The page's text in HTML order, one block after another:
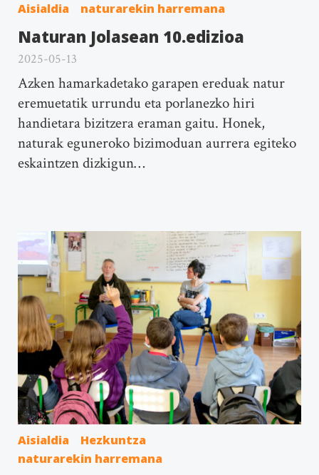
Aisialdia naturarekin harremana
Naturan Jolasean 10.edizioa
2025-05-13
Azken hamarkadetako garapen ereduak natur
eremuetatik urrundu eta porlanezko hiri
handietara bizitzera eraman gaitu. Honek,
naturak eguneroko bizimoduan aurrera egiteko
eskaintzen dizkigun…
Aisialdia
Hezkuntza
naturarekin harremana